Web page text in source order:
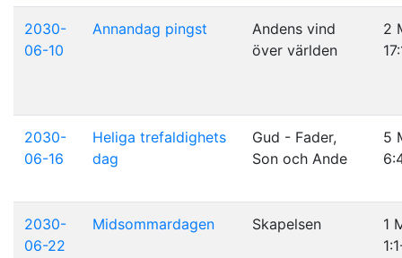
2030-
06-10
Annandag pingst
Andens vind
över världen
2
2030-
06-16
Heliga trefaldighets
dag
Gud - Fader,
Son och Ande
5
2030-
06-22
Midsommardagen Skapelsen
1